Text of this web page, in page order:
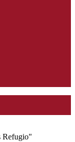
Refugio"